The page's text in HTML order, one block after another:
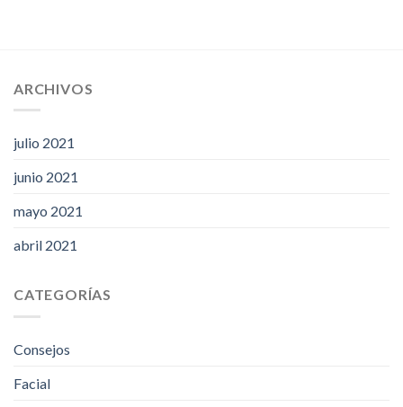
ARCHIVOS
julio 2021
junio 2021
mayo 2021
abril 2021
CATEGORÍAS
Consejos
Facial